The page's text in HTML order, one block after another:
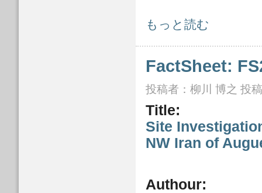
JSCE Disaster reports- Investigation
もっと読む
FactSheet:
投稿者： 柳川 博之 投
Title:
Site
NW Iran of
Authour: